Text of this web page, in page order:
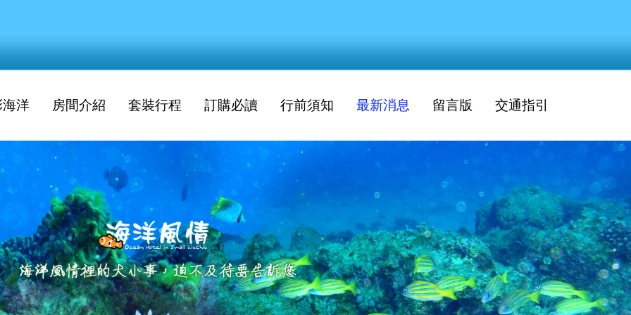
洋 房間介紹 套裝行程 訂購必讀 行前須知 最新消息 留言版 交通指引